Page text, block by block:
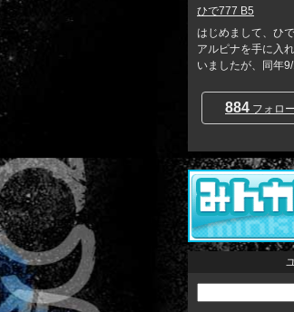
ひで777 B5
はじめまして、ひ
アルピナを手に入
いましたが、同年
884 フォロー